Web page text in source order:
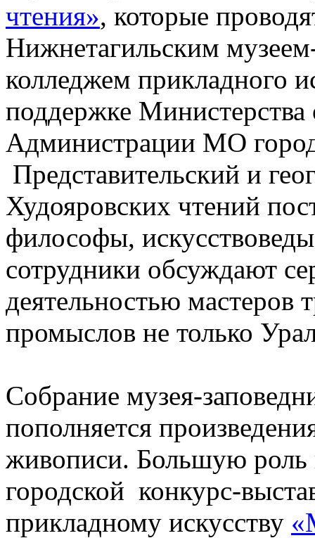
чтения», которые
Нижнетагильским
колледжем прикладного
поддержке
Администрации МО
Представительский и
Худояровских чтений
философы,
сотрудники обсуждают
деятельностью
промыслов не только
Собрание музея-
пополняется
живописи. Большую роль
городской конкурс-
прикладному искусству